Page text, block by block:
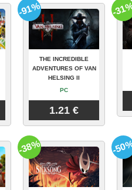
THE INCREDIBLE
ADVENTURES OF VAN
HELSING II
PC
1.21 €
-91% -
-38% -